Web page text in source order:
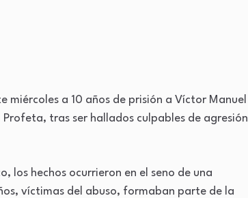
a 10 años de prisión a Víctor Manuel
Profeta, tras ser hallados culpables de agresión
los hechos ocurrieron en el seno de una
víctimas del abuso, formaban parte de la